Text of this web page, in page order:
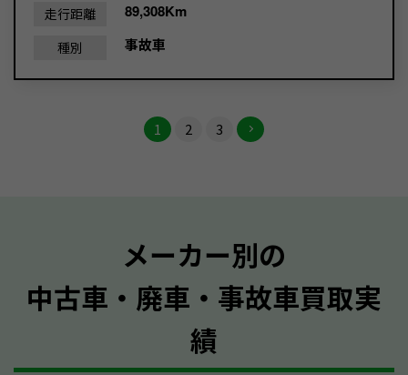
走行距離 89,308Km
種別 事故車
1 2 3
メーカー別の
中古車・廃車・事故車買取実
績